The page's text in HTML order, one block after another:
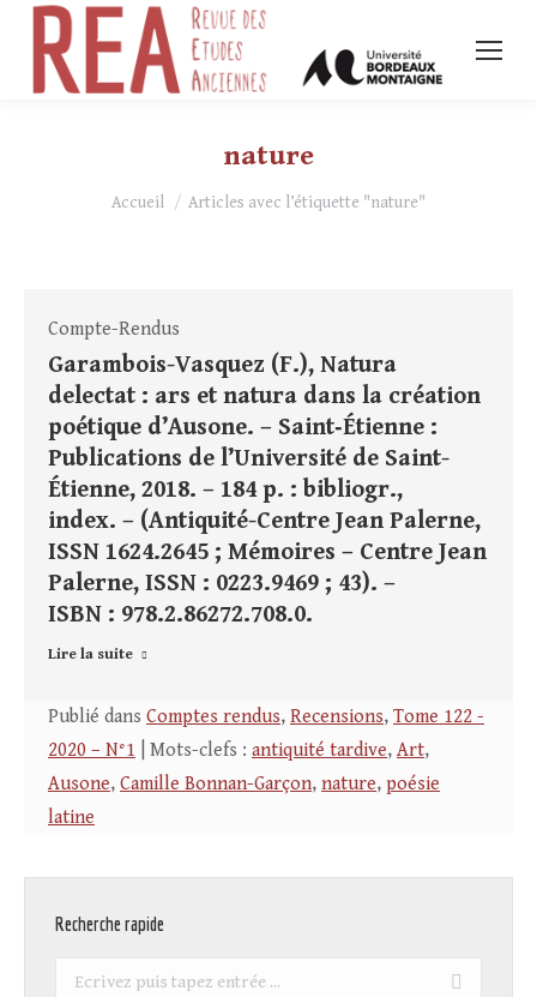
nature
Vous êtes ici :
Accueil Articles avec l’étiquette "nature"
Compte-Rendus
Garambois-Vasquez (F.), Natura
delectat : ars et natura dans la création
poétique d’Ausone. – Saint‑Étienne :
Publications de l’Université de Saint-
Étienne, 2018. – 184 p. : bibliogr.,
index. – (Antiquité-Centre Jean Palerne,
ISSN 1624.2645 ; Mémoires – Centre Jean
Palerne, ISSN : 0223.9469 ; 43). –
ISBN : 978.2.86272.708.0.
Lire la suite
Publié dans Comptes rendus, Recensions, Tome 122 -
2020 – N°1 | Mots-clefs : antiquité tardive, Art,
Ausone, Camille Bonnan-Garçon, nature, poésie
latine
Recherche rapide
Recherche